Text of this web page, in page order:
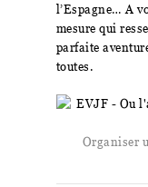
l’Espagne… A
mesure qui
parfaite
toutes.
Organiser